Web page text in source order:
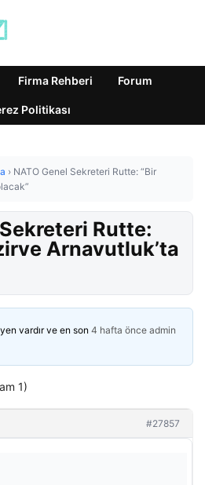
Firma Rehberi Forum
Politikası
› NATO Genel Sekreteri Rutte: “Bir
Rutte:
Arnavutluk’ta
vardır ve en son 4 hafta önce admin
1)
#27857